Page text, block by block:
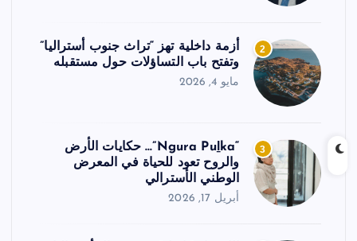
2
أزمة داخلية تهز “تراث جنوب أستراليا”
وتفتح باب التساؤلات حول مستقبله
مايو 4, 2026
3
“Ngura Puḻka”… حكايات الأرض
والروح تعود للحياة في المعرض
الوطني الأسترالي
أبريل 17, 2026